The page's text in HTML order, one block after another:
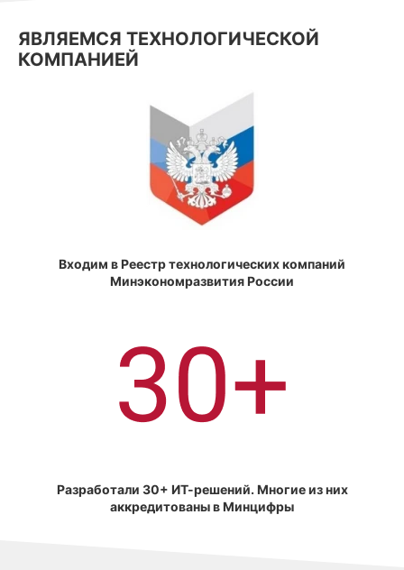
ЯВЛЯЕМСЯ ТЕХНОЛОГИЧЕСКОЙ
КОМПАНИЕЙ
Входим в Реестр технологических компаний
Минэкономразвития России
Разработали 30+ ИТ-решений. Многие из них
аккредитованы в Минцифры